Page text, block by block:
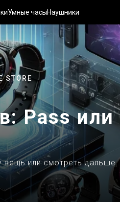
Умные часыНаушники
Pass или
STORE
вещь или смотреть